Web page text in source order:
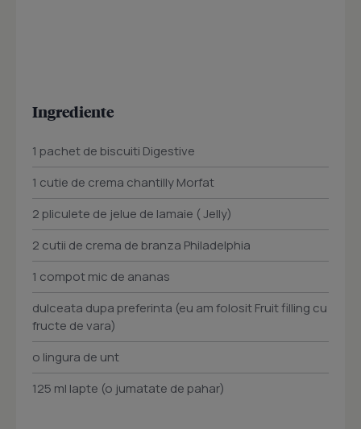
Ingrediente
1 pachet de biscuiti Digestive
1 cutie de crema chantilly Morfat
2 pliculete de jelue de lamaie ( Jelly)
2 cutii de crema de branza Philadelphia
1 compot mic de ananas
dulceata dupa preferinta (eu am folosit Fruit filling cu
fructe de vara)
o lingura de unt
125 ml lapte (o jumatate de pahar)